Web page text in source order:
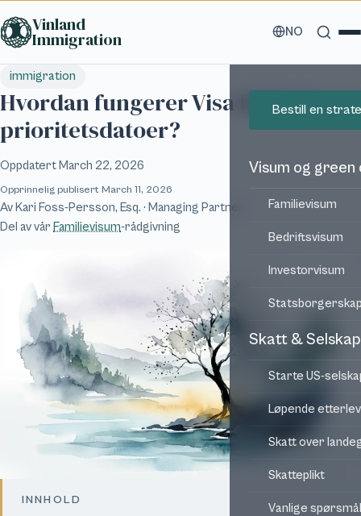
Vinland
Immigration NO
Bestill en
Visum og green
Familievisum
Bedriftsvisum
Investorvisum
Skatt &
Starte US-
Løpende
Skatt over
Skatteplikt
Vanlige spørsmål
immigration
Hvordan fungerer Visa Bulletin og
prioritetsdatoer?
Oppdatert March 22, 2026
Opprinnelig publisert March 11, 2026
Av Kari Foss-Persson, Esq. · Managing Partner
Del av vår Familievisum-rådgivning
INNHOLD